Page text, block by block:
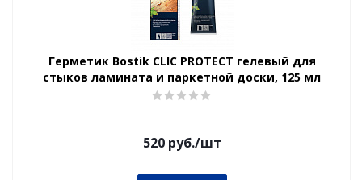
Герметик Bostik CLIC PROTECT гелевый для
стыков ламината и паркетной доски, 125 мл
520руб./шт